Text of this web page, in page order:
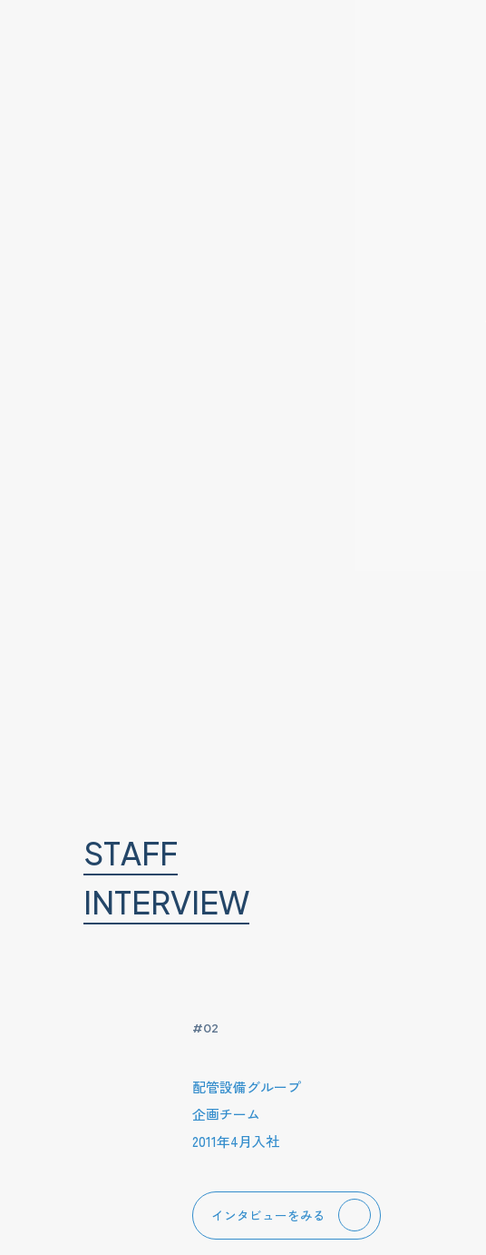
STAFF
INTERVIEW
#02
配管設備グループ
企画チーム
2011年4月入社
インタビューをみる